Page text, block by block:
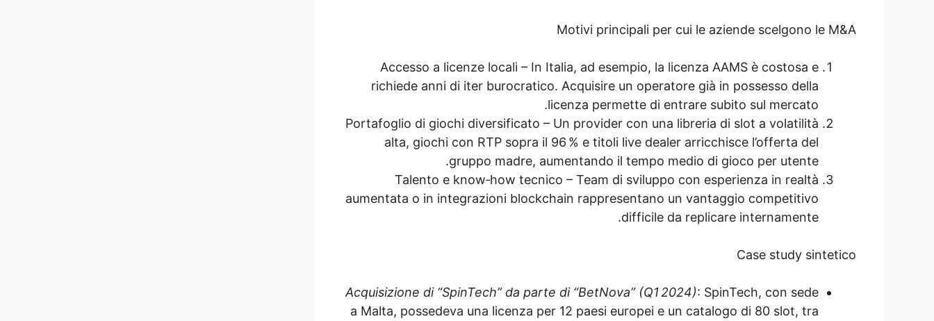
Motivi principali per cui le aziende scelgono le M&A
Accesso a licenze locali – In Italia, ad esempio, la licenza AAMS è costosa e
richiede anni di iter burocratico. Acquisire un operatore già in possesso della
licenza permette di entrare subito sul mercato.
Portafoglio di giochi diversificato – Un provider con una libreria di slot a volatilità
alta, giochi con RTP sopra il 96 % e titoli live dealer arricchisce l’offerta del
gruppo madre, aumentando il tempo medio di gioco per utente.
Talento e know‑how tecnico – Team di sviluppo con esperienza in realtà
aumentata o in integrazioni blockchain rappresentano un vantaggio competitivo
difficile da replicare internamente.
Case study sintetico
Acquisizione di “SpinTech” da parte di “BetNova” (Q1 2024): SpinTech, con sede
a Malta, possedeva una licenza per 12 paesi europei e un catalogo di 80 slot, tra